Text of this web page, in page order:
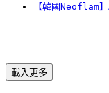
【韓國Neoflam
載入更多